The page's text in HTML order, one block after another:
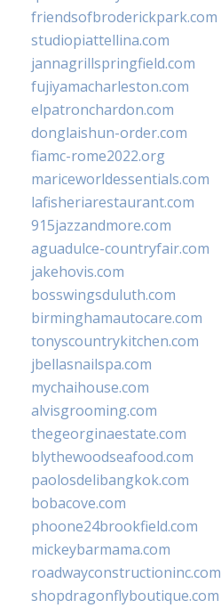
friendsofbroderickpark.com
studiopiattellina.com
jannagrillspringfield.com
fujiyamacharleston.com
elpatronchardon.com
donglaishun-order.com
fiamc-rome2022.org
mariceworldessentials.com
lafisheriarestaurant.com
915jazzandmore.com
aguadulce-countryfair.com
jakehovis.com
bosswingsduluth.com
birminghamautocare.com
tonyscountrykitchen.com
jbellasnailspa.com
mychaihouse.com
alvisgrooming.com
thegeorginaestate.com
blythewoodseafood.com
paolosdelibangkok.com
bobacove.com
phoone24brookfield.com
mickeybarmama.com
roadwayconstructioninc.com
shopdragonflyboutique.com